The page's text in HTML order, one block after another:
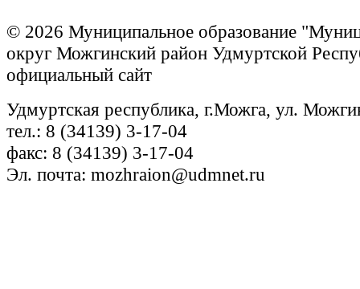
© 2026 Муниципальное образование
округ Можгинский район Удмуртской
официальный сайт
Удмуртская республика, г.Можга, ул.
тел.: 8 (34139) 3-17-04
факс: 8 (34139) 3-17-04
Эл. почта: mozhraion@udmnet.ru